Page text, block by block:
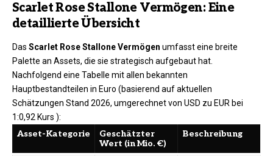
Scarlet Rose Stallone Vermögen: Eine
detaillierte Übersicht
Das Scarlet Rose Stallone Vermögen umfasst eine breite
Palette an Assets, die sie strategisch aufgebaut hat.
Nachfolgend eine Tabelle mit allen bekannten
Hauptbestandteilen in Euro (basierend auf aktuellen
Schätzungen Stand 2026, umgerechnet von USD zu EUR bei
1:0,92 Kurs ):​
Asset-Kategorie
Geschätzter
Wert (in Mio. €)
Beschreibung